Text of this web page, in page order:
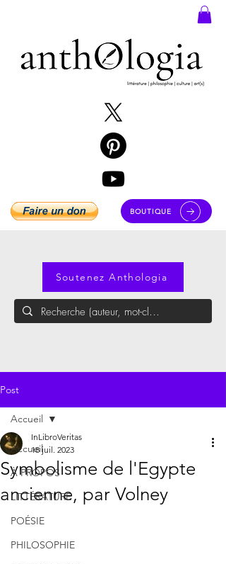
BOUTIQUE
Soutenez Anthologia
Post
Accueil
À PROPOS
LITTÉRATURE
POÉSIE
PHILOSOPHIE
Accueil
Symbolisme de l'Egypte
ancienne, par Volney
InLibroVeritas
18 juil. 2023